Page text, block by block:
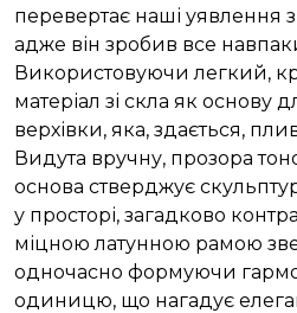
перевертає наші уявлення з
адже він зробив все
Використовуючи легкий,
матеріал зі скла як основу
верхівки, яка, здається,
Видута вручну, прозора
основа стверджує
у просторі, загадково
міцною латунною рамою
одночасно формуючи
одиницю, що нагадує